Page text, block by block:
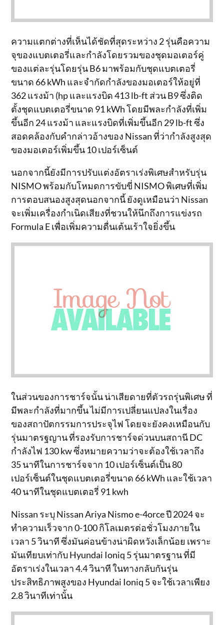
ความแตกต่างที่เห็นได้ชัดที่สุดระหว่าง 2 รุ่นคือความ
จุของแบตเตอรี่และกำลังโดยรวมของชุดมอเตอร์คู่
ของแต่ละรุ่นโดยรุ่น B6 มาพร้อมกับชุดแบตเตอรี่
ขนาด 66 kWh และจำกัดกำลังของมอเตอร์ให้อยู่ที่
362 แรงม้า (hp และแรงบิด 413 lb-ft ส่วน B9 ซึ่งติด
ตั้งชุดแบตเตอรี่ขนาด 91 kWh โดยมีพละกำลังที่เพิ่ม
ขึ้นอีก 24 แรงม้า และแรงบิดที่เพิ่มขึ้นอีก 29 lb-ft ซึ่ง
สอดคล้องกับคำกล่าวอ้างของ Nissan ที่ว่ากำลังสูงสุด
ของมอเตอร์เพิ่มขึ้น 10 เปอร์เซ็นต์
นอกจากนี้ยังมีการปรับแต่งอัตราเร่งพิเศษสำหรับรุ่น
NISMO พร้อมกับโหมดการขับขี่ NISMO พิเศษที่เพิ่ม
การตอบสนองสูงสุดนอกจากนี้ ยังดูเหมือนว่า Nissan
จะเพิ่มเครื่องกำเนิดเสียงที่ชวนให้นึกถึงการแข่งรถ
Formula E เพื่อเพิ่มความตื่นเต้นเร้าใจยิ่งขึ้น
ในส่วนของการชาร์จนั้น น่าเสียดายที่ตัวรถรุ่นพิเศษ ที่
มีพละกำลังที่มากขึ้น ไม่มีการเปลี่ยนแปลงในเรื่อง
ของสถาปัตกรรมการประจุไฟ โดยจะยังคงเหมือนกับ
รุ่นมาตรฐญาน ที่รองรับการชาร์จด่วนบนสถานี DC
กำลังไฟ 130 kw ซึ่งหมายความว่าจะต้องใช้เวลาถึง
35 นาทีในการชาร์จจาก 10 เปอร์เซ็นต์เป็น 80
เปอร์เซ็นต์ในชุดแบตเตอรี่ขนาด 66 kWh และใช้เวลา
40 นาทีในชุดแบตเตอรี่ 91 kwh
Nissan ระบุ Nissan Ariya Nismo e-4orce ปี 2024 จะ
ทำความเร็วจาก 0-100 กิโลเมตรต่อชั่วโมงภายใน
เวลา 5 วินาที ซึ่งมันค่อนข้างน่าผิดหวังเล็กน้อย เพราะ
มันเทียบเท่ากับ Hyundai Ioniq 5 รุ่นมาตรฐาน ที่มี
อัตราเร่งในเวลา 4.4 วินาที ในทางกลับกันรุ่น
ประสิทธิภาพสูงของ Hyundai Ioniq 5 จะใช้เวลาเพียง
2.8 วินาทีเท่านั้น